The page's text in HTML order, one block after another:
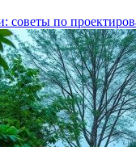
советы по